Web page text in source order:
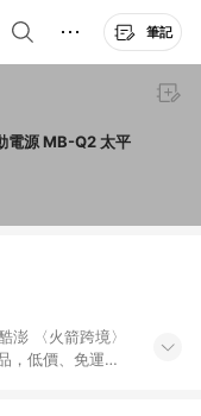
筆記
電源 MB-Q2 太平
〈火箭跨境〉
，低價、免運，